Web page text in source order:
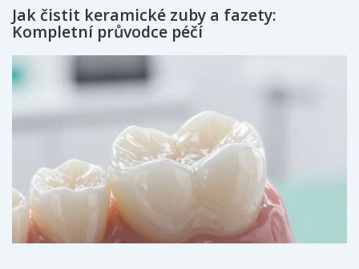
Jak čistit keramické zuby a fazety:
Kompletní průvodce péčí